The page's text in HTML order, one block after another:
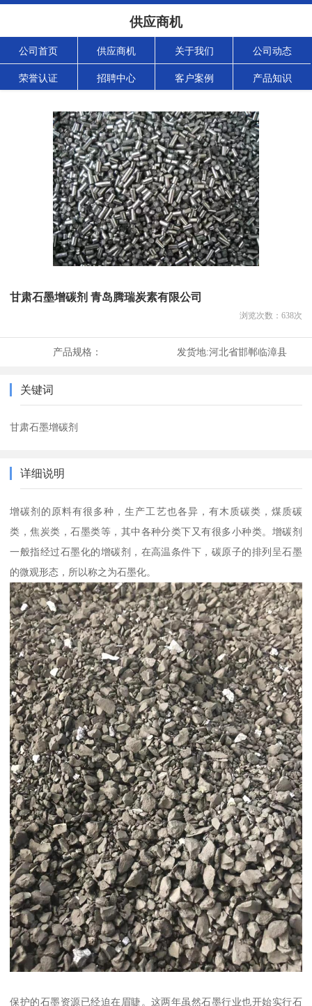
供应商机
公司首页 供应商机 关于我们 公司动态
荣誉认证 招聘中心 客户案例 产品知识
甘肃石墨增碳剂 青岛腾瑞炭素有限公司
浏览次数： 638次
产品规格： 发货地:河北省邯郸临漳县
关键词
甘肃石墨增碳剂
详细说明
增碳剂的原料有很多种，生产工艺也各异，有木质碳类，煤质碳
类，焦炭类，石墨类等，其中各种分类下又有很多小种类。增碳剂
一般指经过石墨化的增碳剂，在高温条件下，碳原子的排列呈石墨
的微观形态，所以称之为石墨化。
保护的石墨资源已经迫在眉睫。这两年虽然石墨行业也开始实行石